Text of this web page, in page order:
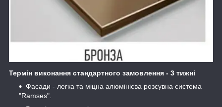
Термін виконання стандартного замовлення - 3 тижні
Фасади - легка та міцна алюмінієва розсувна система
"Ramses".